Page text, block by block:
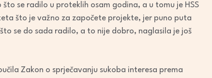
se radilo u proteklih osam godina, a u tomu je HSS
što je važno za započete projekte, jer puno puta
se do sada radilo, a to nije dobro, naglasila je još
Zakon o sprječavanju sukoba interesa prema